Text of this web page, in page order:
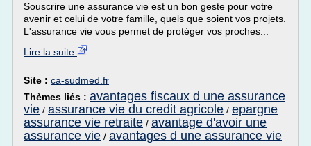
Souscrire une assurance vie est un bon geste pour votre
avenir et celui de votre famille, quels que soient vos projets.
L'assurance vie vous permet de protéger vos proches...
Lire la suite
Site : ca-sudmed.fr
Thèmes liés : avantages fiscaux d une assurance
vie / assurance vie du credit agricole / epargne
assurance vie retraite / avantage d'avoir une
assurance vie / avantages d une assurance vie